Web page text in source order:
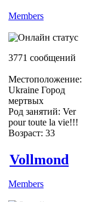
Members
3771 сообщений
Местоположение:
Ukraine Город
мертвых
Род занятий: Ver
pour toute la vie!!!
Возраст: 33
Vollmond
Members